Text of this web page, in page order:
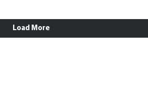
Load More